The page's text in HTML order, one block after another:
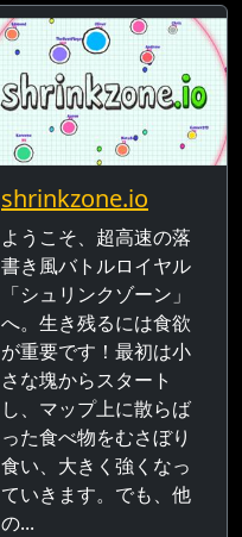
shrinkzone.io
ようこそ、超高速の落
書き風バトルロイヤル
「シュリンクゾーン」
へ。生き残るには食欲
が重要です！最初は小
さな塊からスタート
し、マップ上に散らば
った食べ物をむさぼり
食い、大きく強くなっ
ていきます。でも、他
の...